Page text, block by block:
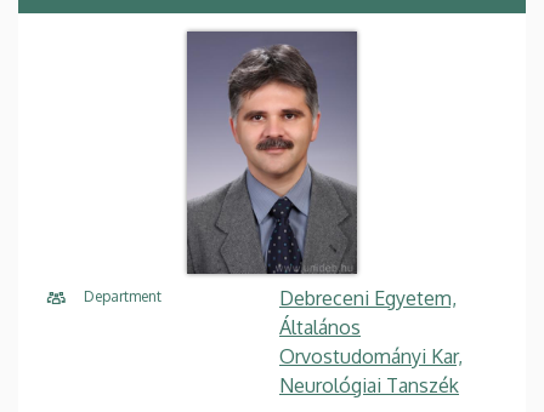
Department
Debreceni Egyetem,
Általános
Orvostudományi Kar,
Neurológiai Tanszék